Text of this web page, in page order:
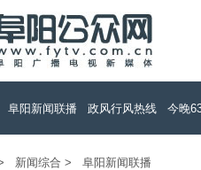
阜阳新闻联播 政风行风热线 今晚
新闻综合 > 阜阳新闻联播